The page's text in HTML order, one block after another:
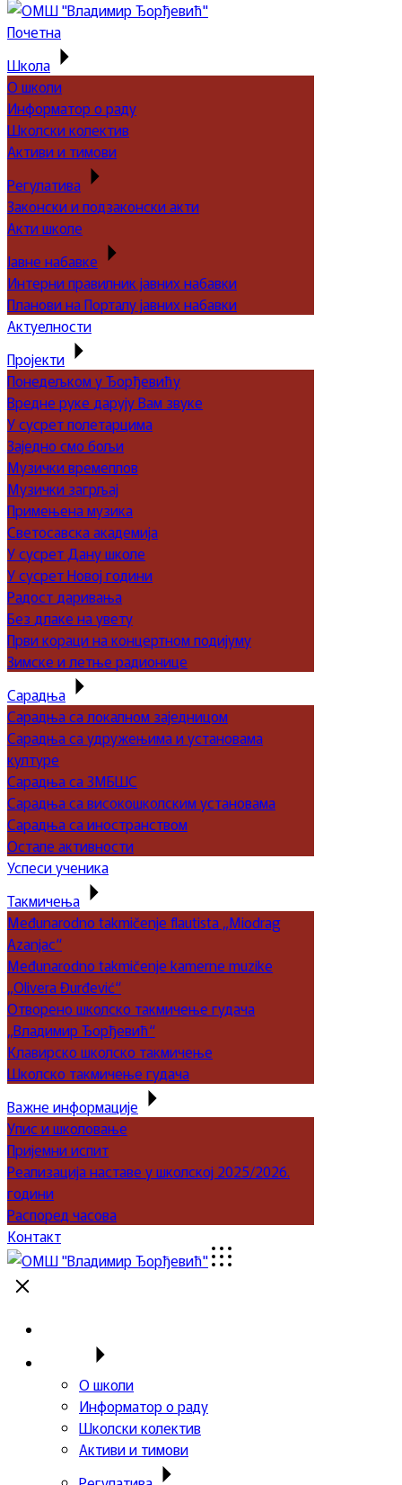
Почетна
Школа
О школи
Информатор о раду
Школски колектив
Активи и тимови
Регулатива
Законски и подзаконски акти
Акти школе
Јавне набавке
Интерни правилник јавних набавки
Планови на Порталу јавних набавки
Актуелности
Пројекти
Понедељком у Ђорђевићу
Вредне руке дарују Вам звуке
У сусрет полетарцима
Заједно смо бољи
Музички времеплов
Музички загрљај
Примењена музика
Светосавска академија
У сусрет Дану школе
У сусрет Новој години
Радост даривања
Без длаке на увету
Први кораци на концертном подијуму
Зимске и летње радионице
Сарадња
Сарадња са локалном заједницом
Сарадња са удружењима и установама
културе
Сарадња са ЗМБШС
Сарадња са високошколским установама
Сарадња са иностранством
Остале активности
Успеси ученика
Такмичења
Međunarodno takmičenje flautista „Miodrag
Azanjac“
Međunarodno takmičenje kamerne muzike
„Olivera Đurđević“
Отворено школско такмичење гудача
„Владимир Ђорђевић“
Клавирско школско такмичење
Школско такмичење гудача
Важне информације
Упис и школовање
Пријемни испит
Реализација наставе у школској 2025/2026.
години
Распоред часова
Контакт
О школи
Информатор о раду
Школски колектив
Активи и тимови